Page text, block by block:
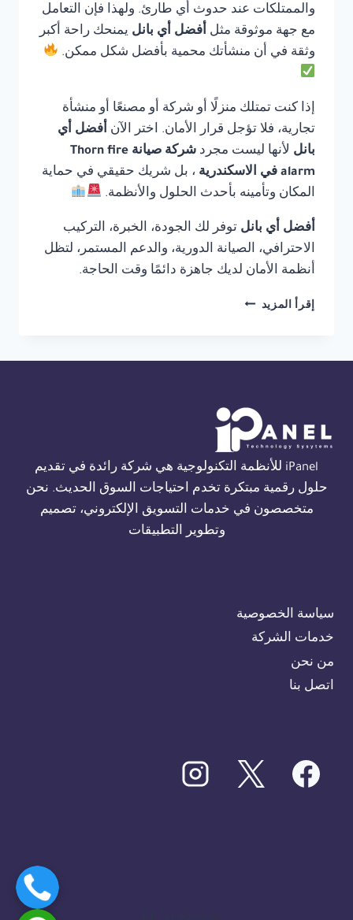
والممتلكات عند حدوث أي طارئ. ولهذا فإن التعامل
مع جهة موثوقة مثل أفضل أي بانل يمنحك راحة أكبر
وثقة في أن منشأتك محمية بأفضل شكل ممكن.
إذا كنت تمتلك منزلًا أو شركة أو مصنعًا أو منشأة
تجارية، فلا تؤجل قرار الأمان. اختر الآن أفضل أي
بانل لأنها ليست مجرد
شركة صيانة Thorn fire
alarm في الاسكندرية
، بل شريك حقيقي في حماية
المكان وتأمينه بأحدث الحلول والأنظمة.
أفضل أي بانل توفر لك الجودة، الخبرة، التركيب
الاحترافي، الصيانة الدورية، والدعم المستمر، لتظل
أنظمة الأمان لديك جاهزة دائمًا وقت الحاجة.
إقرأ المزيد شركة
01554305486
iPanel للأنظمة التكنولوجية هي شركة رائدة في تقديم
حلول رقمية مبتكرة تخدم احتياجات السوق الحديث. نحن
متخصصون في خدمات التسويق الإلكتروني، تصميم
وتطوير التطبيقات
سياسة الخصوصية
خدمات الشركة
من نحن
اتصل بنا